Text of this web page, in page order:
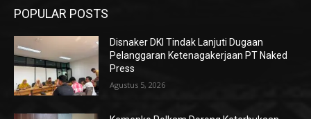
POPULAR POSTS
Disnaker DKI Tindak Lanjuti Dugaan
Pelanggaran Ketenagakerjaan PT Naked
Press
Agustus 5, 2026